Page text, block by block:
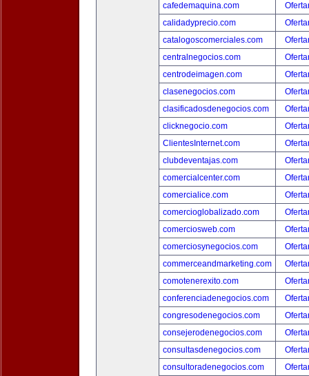
cafedemaquina.com
calidadyprecio.com
catalogoscomerciales.com
centralnegocios.com
centrodeimagen.com
clasenegocios.com
clasificadosdenegocios.com
clicknegocio.com
ClientesInternet.com
clubdeventajas.com
comercialcenter.com
comercialice.com
comercioglobalizado.com
comerciosweb.com
comerciosynegocios.com
commerceandmarketing.com
comotenerexito.com
conferenciadenegocios.com
congresodenegocios.com
consejerodenegocios.com
consultasdenegocios.com
consultoradenegocios.com